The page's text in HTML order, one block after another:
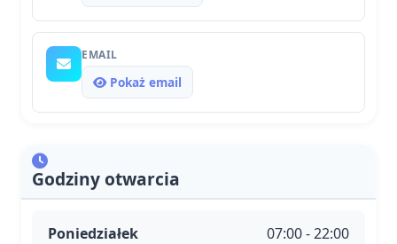
EMAIL
Pokaż email
Godziny otwarcia
Poniedziałek 07:00 - 22:00